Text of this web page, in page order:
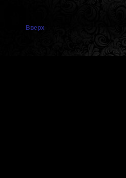
Вверх